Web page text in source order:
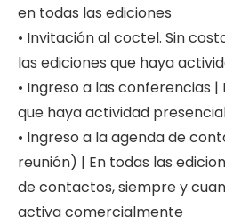
en todas las ediciones
• Invitación al coctel. Sin
las ediciones que haya
• Ingreso a las conferencias |
que haya actividad
• Ingreso a la agenda de
reunión) | En todas las
de contactos, siempre y
activa comercialmente